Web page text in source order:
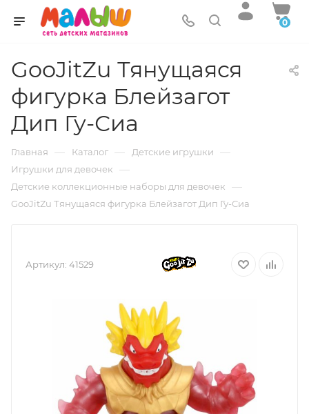
0
GooJitZu Тянущаяся
фигурка Блейзагот
Дип Гу-Сиа
Главная — Каталог — Детские игрушки —
Игрушки для девочек —
Детские коллекционные наборы для девочек —
GooJitZu Тянущаяся фигурка Блейзагот Дип Гу-Сиа
Артикул: 41529